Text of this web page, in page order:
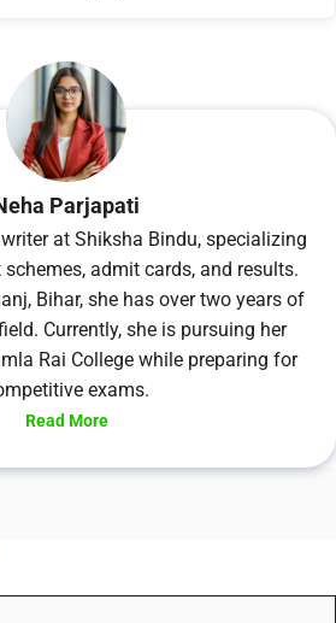
Parjapati
at Shiksha Bindu, specializing
admit cards, and results.
Bihar, she has over two years of
Currently, she is pursuing her
Rai College while preparing for
exams.
Read More